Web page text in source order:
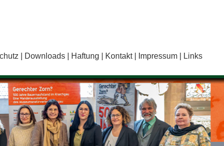
Downloads Haftung Kontakt Impressum Links